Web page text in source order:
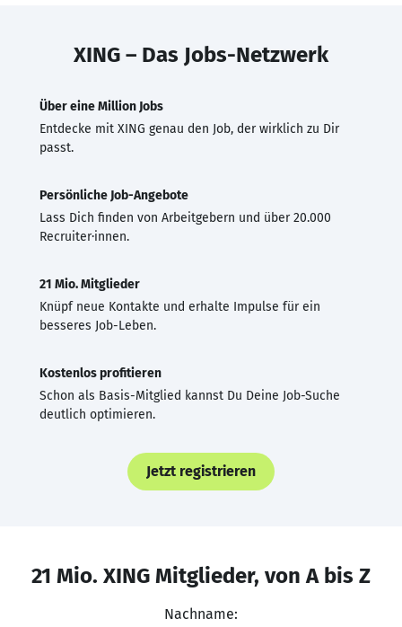
XING – Das Jobs-Netzwerk
Über eine Million Jobs
Entdecke mit XING genau den Job, der wirklich zu Dir
passt.
Persönliche Job-Angebote
Lass Dich finden von Arbeitgebern und über 20.000
Recruiter·innen.
21 Mio. Mitglieder
Knüpf neue Kontakte und erhalte Impulse für ein
besseres Job-Leben.
Kostenlos profitieren
Schon als Basis-Mitglied kannst Du Deine Job-Suche
deutlich optimieren.
Jetzt registrieren
21 Mio. XING Mitglieder, von A bis Z
Nachname: